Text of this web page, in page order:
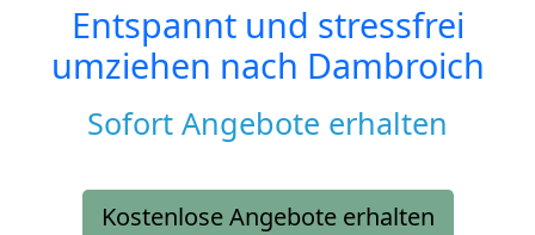
Entspannt und stressfrei
umziehen nach Dambroich
Sofort Angebote erhalten
Kostenlose Angebote erhalten